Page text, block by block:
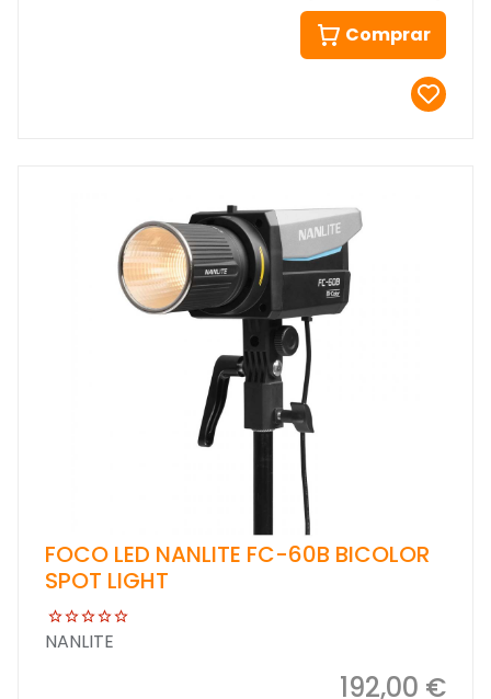
Comprar
FOCO LED NANLITE FC-60B BICOLOR
SPOT LIGHT
NANLITE
192,00 €